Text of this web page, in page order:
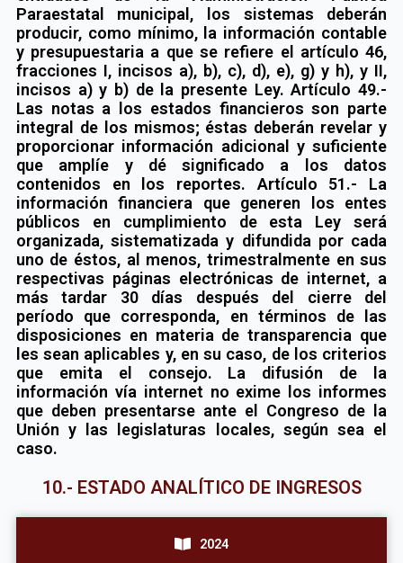
Paraestatal municipal, los sistemas deberán
producir, como mínimo, la información contable
y presupuestaria a que se refiere el artículo 46,
fracciones I, incisos a), b), c), d), e), g) y h), y II,
incisos a) y b) de la presente Ley. Artículo 49.-
Las notas a los estados financieros son parte
integral de los mismos; éstas deberán revelar y
proporcionar información adicional y suficiente
que amplíe y dé significado a los datos
contenidos en los reportes. Artículo 51.- La
información financiera que generen los entes
públicos en cumplimiento de esta Ley será
organizada, sistematizada y difundida por cada
uno de éstos, al menos, trimestralmente en sus
respectivas páginas electrónicas de internet, a
más tardar 30 días después del cierre del
período que corresponda, en términos de las
disposiciones en materia de transparencia que
les sean aplicables y, en su caso, de los criterios
que emita el consejo. La difusión de la
información vía internet no exime los informes
que deben presentarse ante el Congreso de la
Unión y las legislaturas locales, según sea el
caso.
10.- ESTADO ANALÍTICO DE INGRESOS
2024